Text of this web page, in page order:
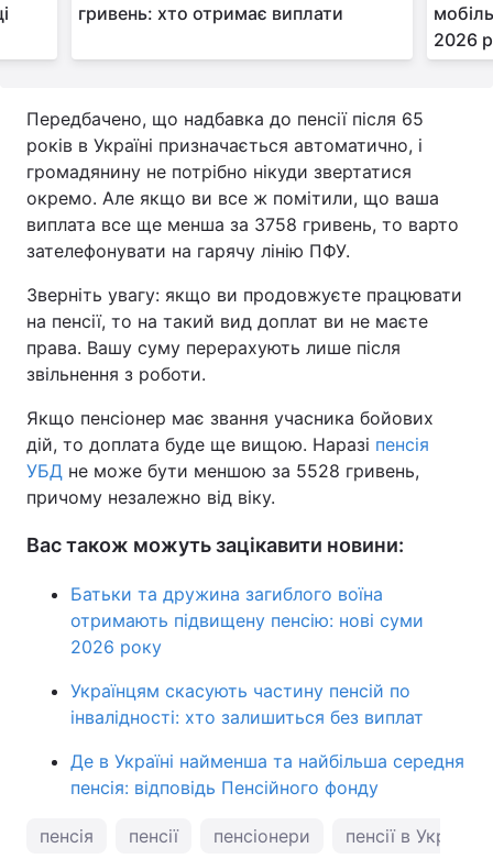
гривень: хто отримає виплати
2026
Передбачено, що надбавка до пенсії після 65
років в Україні призначається автоматично, і
громадянину не потрібно нікуди звертатися
окремо. Але якщо ви все ж помітили, що ваша
виплата все ще менша за 3758 гривень, то варто
зателефонувати на гарячу лінію ПФУ.
Зверніть увагу: якщо ви продовжуєте працювати
на пенсії, то на такий вид доплат ви не маєте
права. Вашу суму перерахують лише після
звільнення з роботи.
Якщо пенсіонер має звання учасника бойових
дій, то доплата буде ще вищою. Наразі пенсія
УБД не може бути меншою за 5528 гривень,
причому незалежно від віку.
Вас також можуть зацікавити новини:
Батьки та дружина загиблого воїна
отримають підвищену пенсію: нові суми
2026 року
Українцям скасують частину пенсій по
інвалідності: хто залишиться без виплат
Де в Україні найменша та найбільша середня
пенсія: відповідь Пенсійного фонду
пенсія пенсії пенсіонери пенсії в Україні